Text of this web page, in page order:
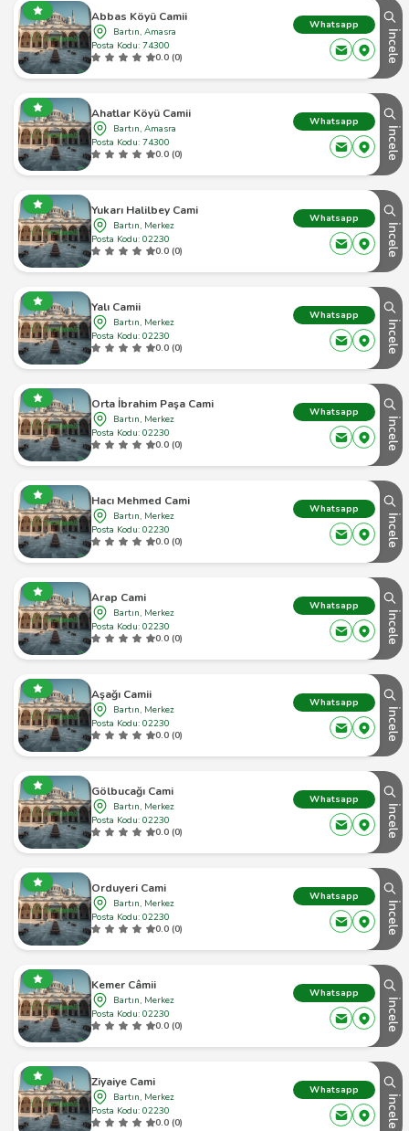
Abbas Köyü Camii
Bartın, Amasra
Posta Kodu: 74300
0.0 (0)
Whatsapp
İncele
Ahatlar Köyü Camii
Bartın, Amasra
Posta Kodu: 74300
0.0 (0)
Whatsapp
İncele
Yukarı Halilbey Cami
Bartın, Merkez
Posta Kodu: 02230
0.0 (0)
Whatsapp
İncele
Yalı Camii
Bartın, Merkez
Posta Kodu: 02230
0.0 (0)
Whatsapp
İncele
Orta İbrahim Paşa Cami
Bartın, Merkez
Posta Kodu: 02230
0.0 (0)
Whatsapp
İncele
Hacı Mehmed Cami
Bartın, Merkez
Posta Kodu: 02230
0.0 (0)
Whatsapp
İncele
Arap Cami
Bartın, Merkez
Posta Kodu: 02230
0.0 (0)
Whatsapp
İncele
Aşağı Camii
Bartın, Merkez
Posta Kodu: 02230
0.0 (0)
Whatsapp
İncele
Gölbucağı Cami
Bartın, Merkez
Posta Kodu: 02230
0.0 (0)
Whatsapp
İncele
Orduyeri Cami
Bartın, Merkez
Posta Kodu: 02230
0.0 (0)
Whatsapp
İncele
Kemer Câmii
Bartın, Merkez
Posta Kodu: 02230
0.0 (0)
Whatsapp
İncele
Ziyaiye Cami
Bartın, Merkez
Posta Kodu: 02230
0.0 (0)
Whatsapp
İncele